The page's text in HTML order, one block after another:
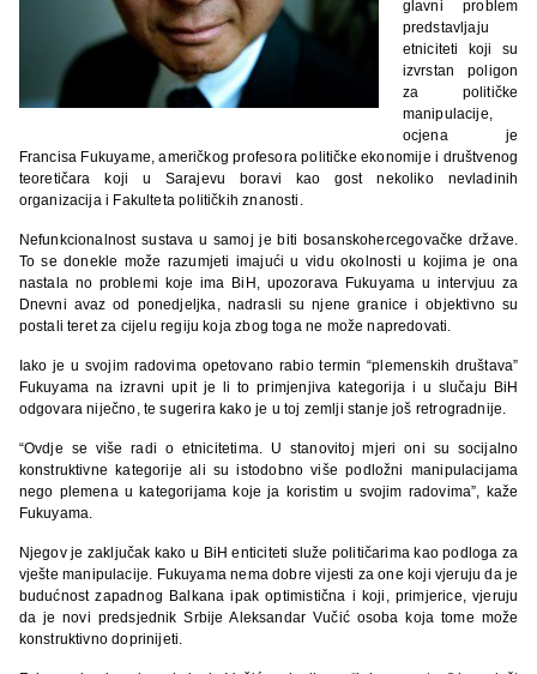
glavni problem
predstavljaju
etniciteti koji su
izvrstan poligon
za političke
manipulacije,
ocjena je
Francisa Fukuyame, američkog profesora političke ekonomije i društvenog
teoretičara koji u Sarajevu boravi kao gost nekoliko nevladinih
organizacija i Fakulteta političkih znanosti.
Nefunkcionalnost sustava u samoj je biti bosanskohercegovačke države.
To se donekle može razumjeti imajući u vidu okolnosti u kojima je ona
nastala no problemi koje ima BiH, upozorava Fukuyama u intervjuu za
Dnevni avaz od ponedjeljka, nadrasli su njene granice i objektivno su
postali teret za cijelu regiju koja zbog toga ne može napredovati.
Iako je u svojim radovima opetovano rabio termin “plemenskih društava”
Fukuyama na izravni upit je li to primjenjiva kategorija i u slučaju BiH
odgovara niječno, te sugerira kako je u toj zemlji stanje još retrogradnije.
“Ovdje se više radi o etnicitetima. U stanovitoj mjeri oni su socijalno
konstruktivne kategorije ali su istodobno više podložni manipulacijama
nego plemena u kategorijama koje ja koristim u svojim radovima”, kaže
Fukuyama.
Njegov je zaključak kako u BiH enticiteti služe političarima kao podloga za
vješte manipulacije. Fukuyama nema dobre vijesti za one koji vjeruju da je
budućnost zapadnog Balkana ipak optimistična i koji, primjerice, vjeruju
da je novi predsjednik Srbije Aleksandar Vučić osoba koja tome može
konstruktivno doprinijeti.